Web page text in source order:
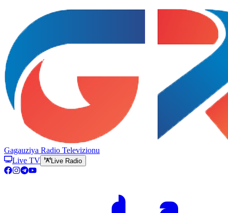
Gagauziya Radio Televizionu
Live TV
Live Radio